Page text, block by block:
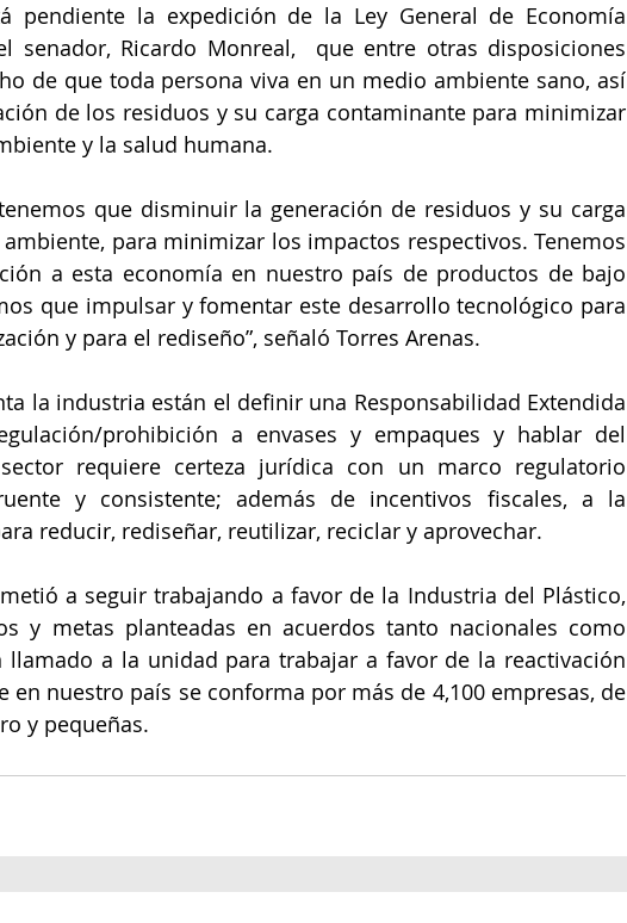
pendiente la expedición de la Ley General de Economía
senador, Ricardo Monreal,  que entre otras disposiciones
de que toda persona viva en un medio ambiente sano, así
de los residuos y su carga contaminante para minimizar
y la salud humana.
que disminuir la generación de residuos y su carga
para minimizar los impactos respectivos. Tenemos
a esta economía en nuestro país de productos de bajo
que impulsar y fomentar este desarrollo tecnológico para
y para el rediseño”, señaló Torres Arenas.
la industria están el definir una Responsabilidad Extendida
prohibición a envases y empaques y hablar del
requiere certeza jurídica con un marco regulatorio
y consistente; además de incentivos fiscales, a la
reducir, rediseñar, reutilizar, reciclar y aprovechar.
a seguir trabajando a favor de la Industria del Plástico,
y metas planteadas en acuerdos tanto nacionales como
llamado a la unidad para trabajar a favor de la reactivación
en nuestro país se conforma por más de 4,100 empresas, de
y pequeñas.